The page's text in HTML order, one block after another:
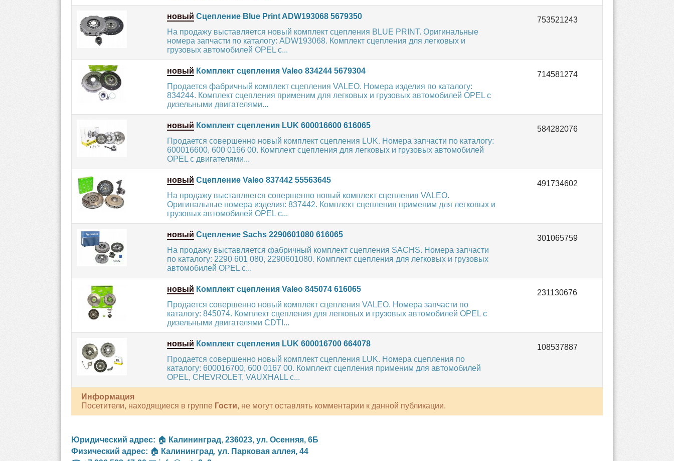
новый Сцепление Blue Print ADW193068 5679350
На продажу выставляется новый комплект сцепления BLUE PRINT. Оригинальные
номера запчасти по каталогу: ADW193068. Комплект сцепления для легковых и
грузовых автомобилей OPEL с...
новый Комплект сцепления Valeo 834244 5679304
Продается фабричный комплект сцепления VALEO. Номера изделия по каталогу:
834244. Комплект сцепления применим для легковых и грузовых автомобилей OPEL с
дизельными двигателями...
новый Комплект сцепления LUK 600016600 616065
Продается совершенно новый комплект сцепления LUK. Номера запчасти по каталогу:
600016600, 600 0166 00. Комплект сцепления для легковых и грузовых автомобилей
OPEL с двигателями...
новый Сцепление Valeo 837442 55563645
На продажу выставляется совершенно новый комплект сцепления VALEO.
Оригинальные номера изделия: 837442. Комплект сцепления применим для легковых и
грузовых автомобилей OPEL с...
новый Сцепление Sachs 2290601080 616065
На продажу выставляется фабричный комплект сцепления SACHS. Номера запчасти
по каталогу: 2290 601 080, 2290601080. Комплект сцепления для легковых и грузовых
автомобилей OPEL с...
новый Комплект сцепления Valeo 845074 616065
Продается совершенно новый комплект сцепления VALEO. Номера запчасти по
каталогу: 845074. Комплект сцепления для легковых и грузовых автомобилей OPEL с
дизельными двигателями CDTI...
новый Комплект сцепления LUK 600016700 664078
Продается совершенно новый комплект сцепления LUK. Номера сцепления по
каталогу: 600016700, 600 0167 00. Комплект сцепления применим для автомобилей
OPEL, CHEVROLET, VAUXHALL с...
Информация
Посетители, находящиеся в группе Гости, не могут оставлять комментарии к данной публикации.
Юридический адрес: 🏠 Калининград, 236023, ул. Осенняя, 6Б
Физический адрес: 🏠 Калининград, ул. Парковая аллея, 44